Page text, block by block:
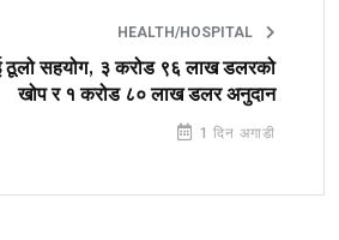
HEALTH/HOSPITAL
ठूलो सहयोग, ३ करोड ९६ लाख डलरको
खोप र १ करोड ८० लाख डलर अनुदान
1 दिन अगाडी